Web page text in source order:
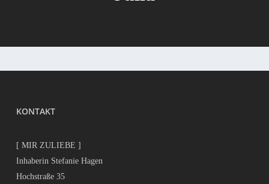
KONTAKT
[ MIR ZULIEBE ]
Inhaberin Stefanie Hagen
Hochstraße 35